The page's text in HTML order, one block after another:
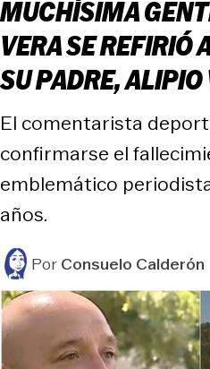
MUCHÍSIMA
VERA SE REFIRIÓ
SU PADRE, ALIPIO
El comentarista
confirmarse el
emblemático
años.
PorConsuelo Calderón